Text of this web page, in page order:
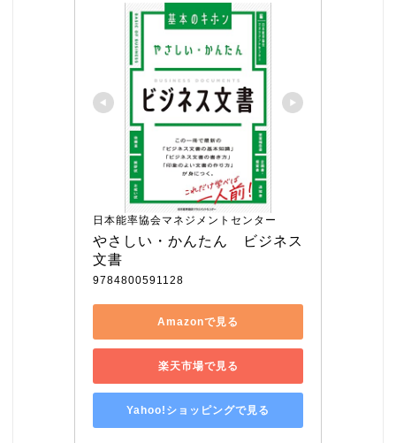
日本能率協会マネジメントセンター
やさしい・かんたん　ビジネス
文書
9784800591128
Amazonで見る
楽天市場で見る
Yahoo!ショッピングで見る